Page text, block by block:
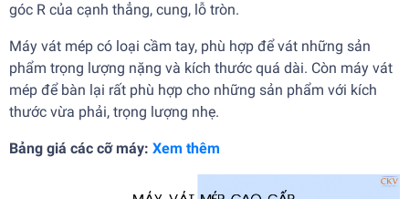
góc R của cạnh thẳng, cung, lỗ tròn.
Máy vát mép có loại cầm tay, phù hợp để vát những sản
phẩm trọng lượng nặng và kích thước quá dài. Còn máy vát
mép để bàn lại rất phù hợp cho những sản phẩm với kích
thước vừa phải, trọng lượng nhẹ.
Bảng giá các cỡ máy: Xem thêm